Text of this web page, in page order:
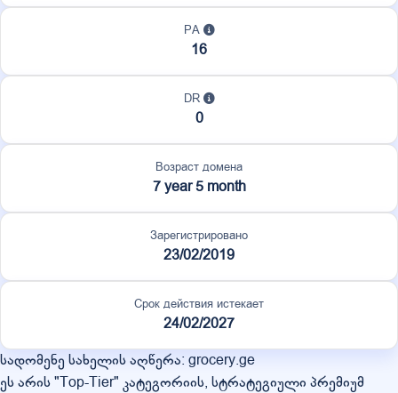
PA
16
DR
0
Возраст домена
7 year 5 month
Зарегистрировано
23/02/2019
Срок действия истекает
24/02/2027
სადომენე სახელის აღწერა: grocery.ge
ეს არის "Top-Tier" კატეგორიის, სტრატეგიული პრემიუმ